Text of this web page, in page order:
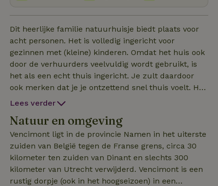
Dit heerlijke familie natuurhuisje biedt plaats voor
acht personen. Het is volledig ingericht voor
gezinnen met (kleine) kinderen. Omdat het huis ook
door de verhuurders veelvuldig wordt gebruikt, is
het als een echt thuis ingericht. Je zult daardoor
ook merken dat je je ontzettend snel thuis voelt. Het
is gelegen aan een doodlopende weg aan de rand
bossen. Het beschikt over 1400 m² eigen tuin met
veranda, terras en speeltoestellen, waardoor de
kinderen en ouders zich uitstekend kunnen
vermaken. Tevens beschikt het over vier
slaapkamers, twee badkamers, een ruime eethoek
en een sfeervolle zithoek met houtkachel. De
Lees verder
Natuur en omgeving
Vencimont ligt in de provincie Namen in het uiterste
zuiden van België tegen de Franse grens, circa 30
kilometer ten zuiden van Dinant en slechts 300
kilometer van Utrecht verwijderd. Vencimont is een
rustig dorpje (ook in het hoogseizoen) in een